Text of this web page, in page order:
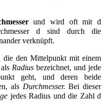
und wird oft mitd
d sind durch die
verknüpft.
die den Mittelpunkt mit einem
Radius bezeichnet, und jede
geht, und deren beide
als Durchmesser. Bei dieser
jedes Radius und die Zahl d